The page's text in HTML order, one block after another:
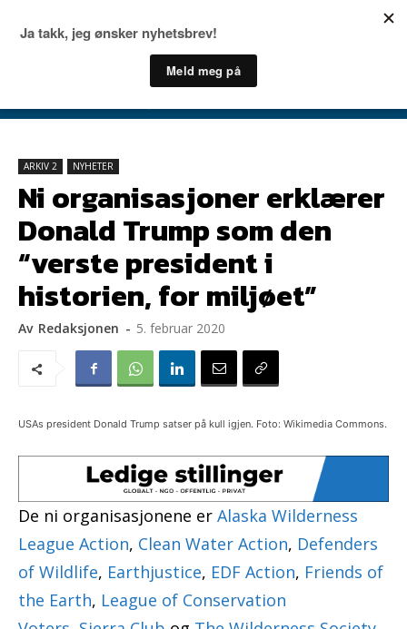
ARKIV 2 NYHETER
Ni organisasjoner erklærer
Donald Trump som den
“verste president i
historien, for miljøet”
Av Redaksjonen - 5. februar 2020
USAs president Donald Trump satser på kull igjen. Foto: Wikimedia Commons.
De ni organisasjonene er Alaska Wilderness
League Action, Clean Water Action, Defenders
of Wildlife, Earthjustice, EDF Action, Friends of
the Earth, League of Conservation